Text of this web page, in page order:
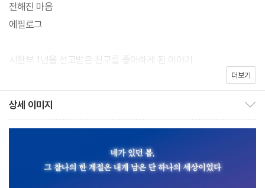
쿠’ 시리즈는 26만 부 이상의 판매를 기록하고 있다. 죽음의 문턱이
살아가는 의미를 새기고 희망을 찾아가는 청춘들의 아름답고 찬란
날부터 아키토는 절망에 휩싸였다. “아키토, 나한테 빠져 있어?” 같
전해진 마음
에필로그
시한부 1년을 선고받은 친구를 좋아하게 된 이야기
더보기
상세 이미지